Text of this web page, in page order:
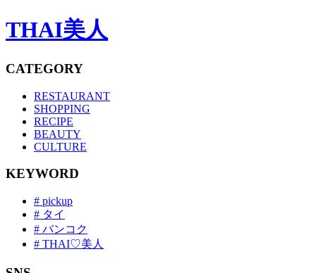
THAI美人
CATEGORY
RESTAURANT
SHOPPING
RECIPE
BEAUTY
CULTURE
KEYWORD
# pickup
# タイ
# バンコク
# THAI♡美人